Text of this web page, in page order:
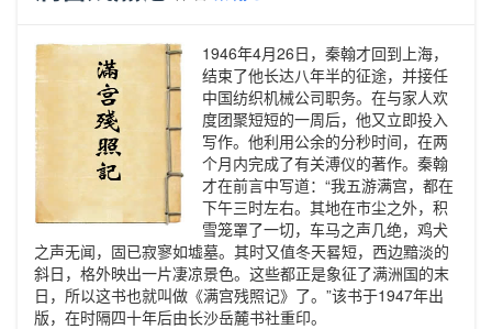
1946年4月26日，秦翰才回到上海，
结束了他长达八年半的征途，并接任
中国纺织机械公司职务。在与家人欢
度团聚短短的一周后，他又立即投入
写作。他利用公余的分秒时间，在两
个月内完成了有关溥仪的著作。秦翰
才在前言中写道：“我五游满宫，都在
下午三时左右。其地在市尘之外，积
雪笼罩了一切，车马之声几绝，鸡犬
之声无闻，固已寂寥如墟墓。其时又值冬天晷短，西边黯淡的
斜日，格外映出一片凄凉景色。这些都正是象征了满洲国的末
日，所以这书也就叫做《满宫残照记》了。”该书于1947年出
版，在时隔四十年后由长沙岳麓书社重印。